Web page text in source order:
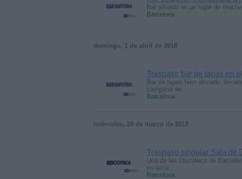
Bar situado en un lugar de
Barcelona
domingo, 1 de abril de 2018
Traspaso bar de tapas en
Bar de tapas bien ubicado,
campana de…
Barcelona
miércoles, 28 de marzo de 2018
Traspaso singular Sala de
Una de las Discoteca de
en local…
Barcelona